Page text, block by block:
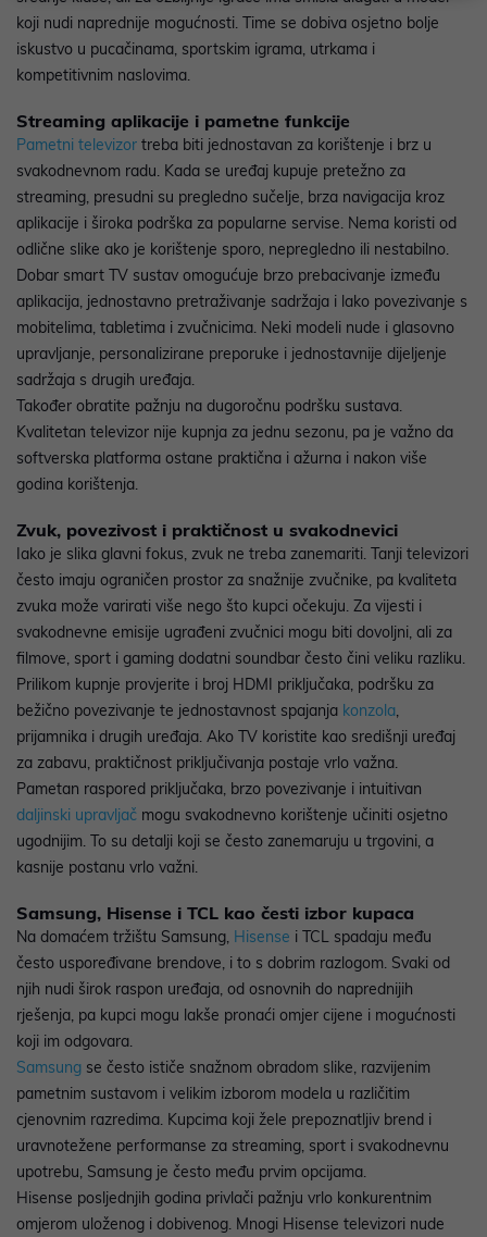
koji nudi naprednije mogućnosti. Time se dobiva osjetno bolje
iskustvo u pucačinama, sportskim igrama, utrkama i
kompetitivnim naslovima.
Streaming aplikacije i pametne funkcije
Pametni televizor treba biti jednostavan za korištenje i brz u
svakodnevnom radu. Kada se uređaj kupuje pretežno za
streaming, presudni su pregledno sučelje, brza navigacija kroz
aplikacije i široka podrška za popularne servise. Nema koristi od
odlične slike ako je korištenje sporo, nepregledno ili nestabilno.
Dobar smart TV sustav omogućuje brzo prebacivanje između
aplikacija, jednostavno pretraživanje sadržaja i lako povezivanje s
mobitelima, tabletima i zvučnicima. Neki modeli nude i glasovno
upravljanje, personalizirane preporuke i jednostavnije dijeljenje
sadržaja s drugih uređaja.
Također obratite pažnju na dugoročnu podršku sustava.
Kvalitetan televizor nije kupnja za jednu sezonu, pa je važno da
softverska platforma ostane praktična i ažurna i nakon više
godina korištenja.
Zvuk, povezivost i praktičnost u svakodnevici
Iako je slika glavni fokus, zvuk ne treba zanemariti. Tanji televizori
često imaju ograničen prostor za snažnije zvučnike, pa kvaliteta
zvuka može varirati više nego što kupci očekuju. Za vijesti i
svakodnevne emisije ugrađeni zvučnici mogu biti dovoljni, ali za
filmove, sport i gaming dodatni soundbar često čini veliku razliku.
Prilikom kupnje provjerite i broj HDMI priključaka, podršku za
bežično povezivanje te jednostavnost spajanja konzola,
prijamnika i drugih uređaja. Ako TV koristite kao središnji uređaj
za zabavu, praktičnost priključivanja postaje vrlo važna.
Pametan raspored priključaka, brzo povezivanje i intuitivan
daljinski upravljač mogu svakodnevno korištenje učiniti osjetno
ugodnijim. To su detalji koji se često zanemaruju u trgovini, a
kasnije postanu vrlo važni.
Samsung, Hisense i TCL kao česti izbor kupaca
Na domaćem tržištu Samsung, Hisense i TCL spadaju među
često uspoređivane brendove, i to s dobrim razlogom. Svaki od
njih nudi širok raspon uređaja, od osnovnih do naprednijih
rješenja, pa kupci mogu lakše pronaći omjer cijene i mogućnosti
koji im odgovara.
Samsung se često ističe snažnom obradom slike, razvijenim
pametnim sustavom i velikim izborom modela u različitim
cjenovnim razredima. Kupcima koji žele prepoznatljiv brend i
uravnotežene performanse za streaming, sport i svakodnevnu
upotrebu, Samsung je često među prvim opcijama.
Hisense posljednjih godina privlači pažnju vrlo konkurentnim
omjerom uloženog i dobivenog. Mnogi Hisense televizori nude